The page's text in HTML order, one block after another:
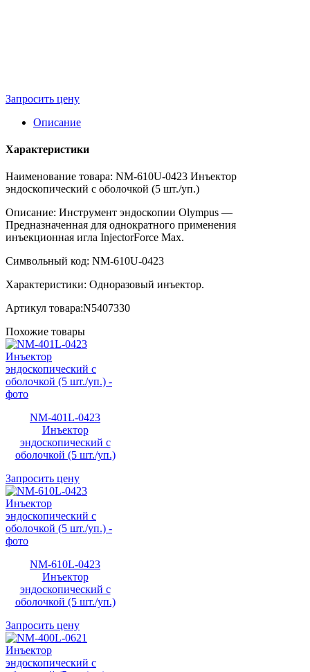
Запросить цену
Описание
Характеристики
Наименование товара: NM-610U-0423 Инъектор
эндоскопический с оболочкой (5 шт./уп.)
Описание: Инструмент эндоскопии Olympus —
Предназначенная для однократного применения
инъекционная игла InjectorForce Max.
Символьный код: NM-610U-0423
Характеристики: Одноразовый инъектор.
Артикул товара:N5407330
Похожие товары
NM-401L-0423
Инъектор
эндоскопический с
оболочкой (5 шт./уп.)
Запросить цену
NM-610L-0423
Инъектор
эндоскопический с
оболочкой (5 шт./уп.)
Запросить цену